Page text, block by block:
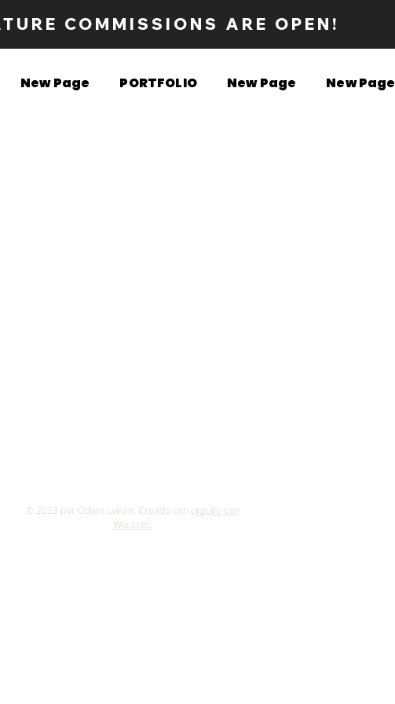
COMMISSIONS ARE OPEN!
New Page PORTFOLIO New Page New Page
© 2023 por Odam Lviran. Creado con orgullo con
Wix.com.